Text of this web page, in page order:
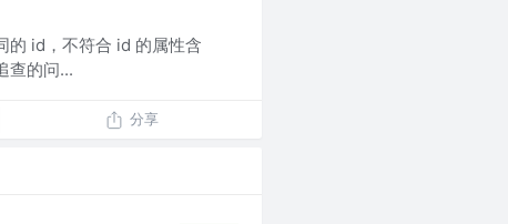
的 id，不符合 id 的属性含
查的问...
分享